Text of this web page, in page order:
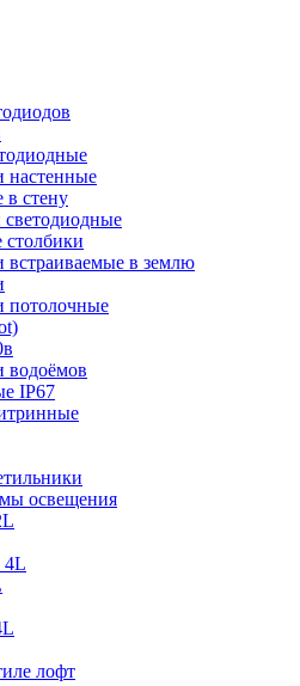
настенные
в стену
встраиваемые в землю
потолочные
водоёмов
IP67
освещения
4L
лофт